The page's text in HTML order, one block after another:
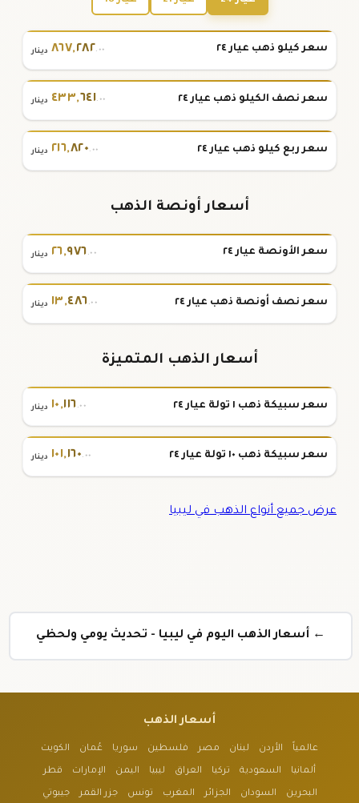
سعر كيلو ذهب عيار ٢٤ ٨٦٧,٢٨٢.٠٠ دينار
سعر نصف الكيلو ذهب عيار ٢٤ ٤٣٣,٦٤١.٠٠ دينار
سعر ربع كيلو ذهب عيار ٢٤ ٢١٦,٨٢٠.٠٠ دينار
أسعار أونصة الذهب
سعر الأونصة عيار ٢٤ ٢٦,٩٧٦.٠٠ دينار
سعر نصف أونصة ذهب عيار ٢٤ ١٣,٤٨٦.٠٠ دينار
أسعار الذهب المتميزة
سعر سبيكة ذهب ١ تولة عيار ٢٤ ١٠,١١٦.٠٠ دينار
سعر سبيكة ذهب ١٠ تولة عيار ٢٤ ١٠١,١٦٠.٠٠ دينار
عرض جميع أنواع الذهب في ليبيا
← أسعار الذهب اليوم في ليبيا - تحديث يومي ولحظي
أسعار الذهب
عالمياً الأردن لبنان مصر فلسطين سوريا عُمان الكويت
ألمانيا السعودية تركيا العراق ليبيا اليمن الإمارات قطر
البحرين السودان الجزائر المغرب تونس جزر القمر جيبوتي